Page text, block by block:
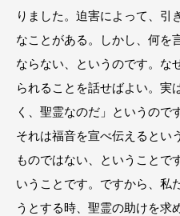
りました。迫害によって、引
なことがある。しかし、何を
ならない、というのです。な
られることを話せばよい。実
く、聖霊なのだ」というので
それは福音を宣べ伝えるとい
ものではない、ということで
いうことです。ですから、私
うとする時、聖霊の助けを求